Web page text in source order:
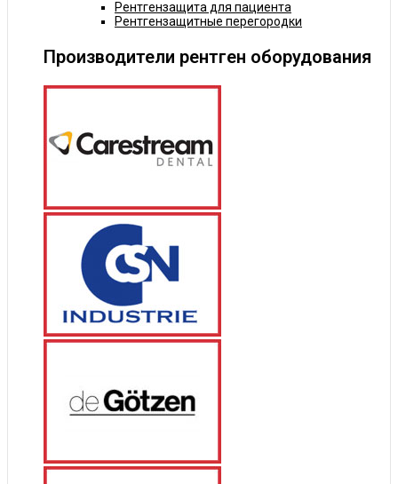
Рентгензащита для пациента
Рентгензащитные перегородки
Производители рентген оборудования